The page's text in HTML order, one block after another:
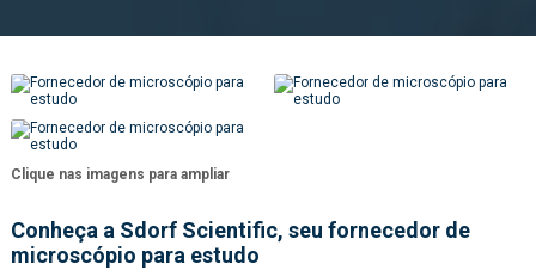
Clique nas imagens para ampliar
Conheça a Sdorf Scientific, seu fornecedor de
microscópio para estudo